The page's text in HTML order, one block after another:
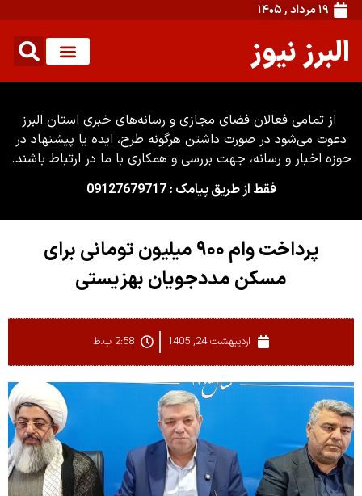
۱۹ مرداد , ۱۴۰۵
البرز نیوز
از تمامی فعالان فضای مجازی و رسانه‌های خبری استان البرز
دعوت می‌شود در صورت داشتن هرگونه طرح، ایده یا پیشنهاد در
حوزه اخبار و رسانه، جهت بررسی و همکاری با ما در ارتباط باشند.
فقط از طریق پیامک : 09127679717
پرداخت وام ۹۰۰ میلیون تومانی برای
مسکن مددجویان بهزیستی
اردیبهشت 24, 1405 2:58 ب.ظ